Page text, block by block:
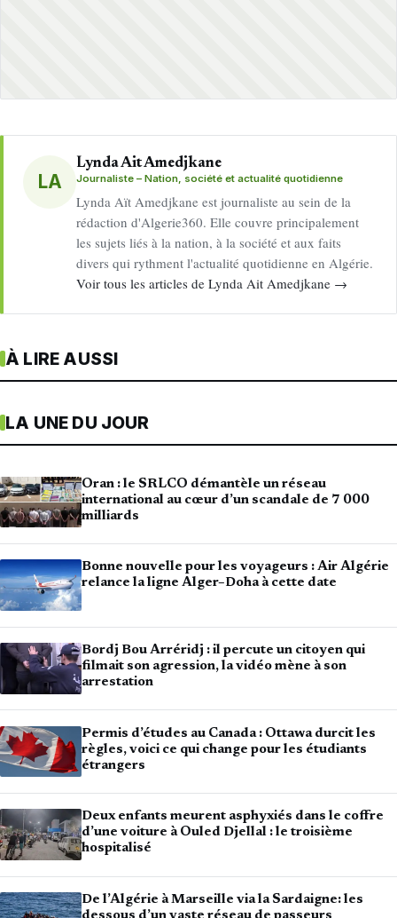
LA
Lynda Ait Amedjkane
Journaliste – Nation, société et actualité quotidienne
Lynda Aït Amedjkane est journaliste au sein de la
rédaction d'Algerie360. Elle couvre principalement
les sujets liés à la nation, à la société et aux faits
divers qui rythment l'actualité quotidienne en Algérie.
Voir tous les articles de Lynda Ait Amedjkane →
À LIRE AUSSI
LA UNE DU JOUR
Oran : le SRLCO démantèle un réseau
international au cœur d’un scandale de 7 000
milliards
Bonne nouvelle pour les voyageurs : Air Algérie
relance la ligne Alger–Doha à cette date
Bordj Bou Arréridj : il percute un citoyen qui
filmait son agression, la vidéo mène à son
arrestation
Permis d’études au Canada : Ottawa durcit les
règles, voici ce qui change pour les étudiants
étrangers
Deux enfants meurent asphyxiés dans le coffre
d’une voiture à Ouled Djellal : le troisième
hospitalisé
De l’Algérie à Marseille via la Sardaigne: les